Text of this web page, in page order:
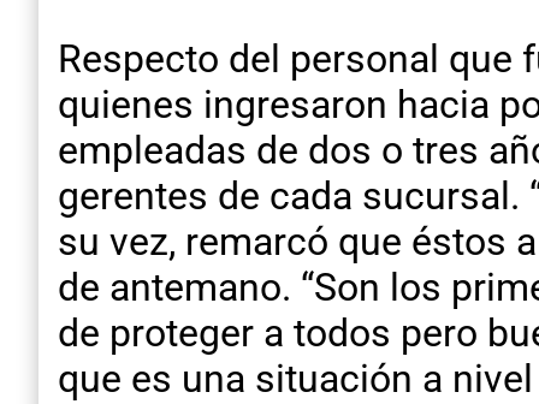
Respecto del personal que
quienes ingresaron hacia
empleadas de dos o tres
gerentes de cada sucursal.
su vez, remarcó que éstos
de antemano. “Son los
de proteger a todos pero
que es una situación a